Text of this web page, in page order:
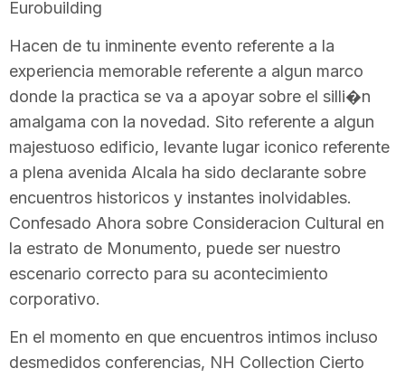
Eurobuilding
Hacen de tu inminente evento referente a la
experiencia memorable referente a algun marco
donde la practica se va a apoyar sobre el silli�n
amalgama con la novedad. Sito referente a algun
majestuoso edificio, levante lugar iconico referente
a plena avenida Alcala ha sido declarante sobre
encuentros historicos y instantes inolvidables.
Confesado Ahora sobre Consideracion Cultural en
la estrato de Monumento, puede ser nuestro
escenario correcto para su acontecimiento
corporativo.
En el momento en que encuentros intimos incluso
desmedidos conferencias, NH Collection Cierto